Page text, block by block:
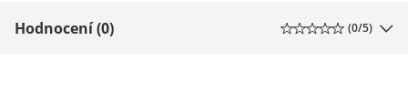
Hodnocení (0) (0/5)